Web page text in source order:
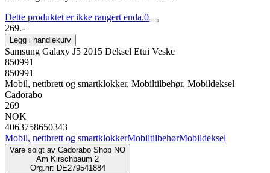
Dette produktet er ikke rangert enda.0
269.-
Legg i handlekurv
Samsung Galaxy J5 2015 Deksel Etui Veske
850991
850991
Mobil, nettbrett og smartklokker, Mobiltilbehør, Mobildeksel
Cadorabo
269
NOK
4063758650343
Mobil, nettbrett og smartklokkerMobiltilbehørMobildeksel
Vare solgt av Cadorabo Shop NO
Am Kirschbaum 2
Org.nr: DE279541884